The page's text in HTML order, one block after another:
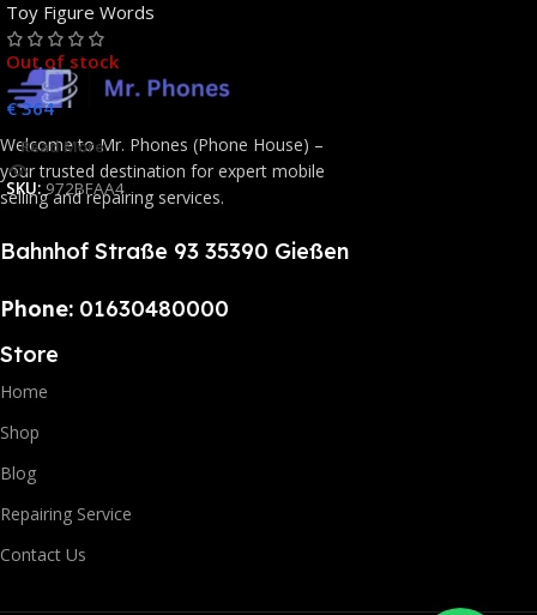
Toy Figure Words
Out of stock
€364
Read More
SKU: 972BFAA4
Welcome to Mr. Phones (Phone House) –
your trusted destination for expert mobile
selling and repairing services.
Bahnhof Straße 93 35390 Gießen
Phone: 01630480000
Store
Home
Shop
Blog
Repairing Service
Contact Us